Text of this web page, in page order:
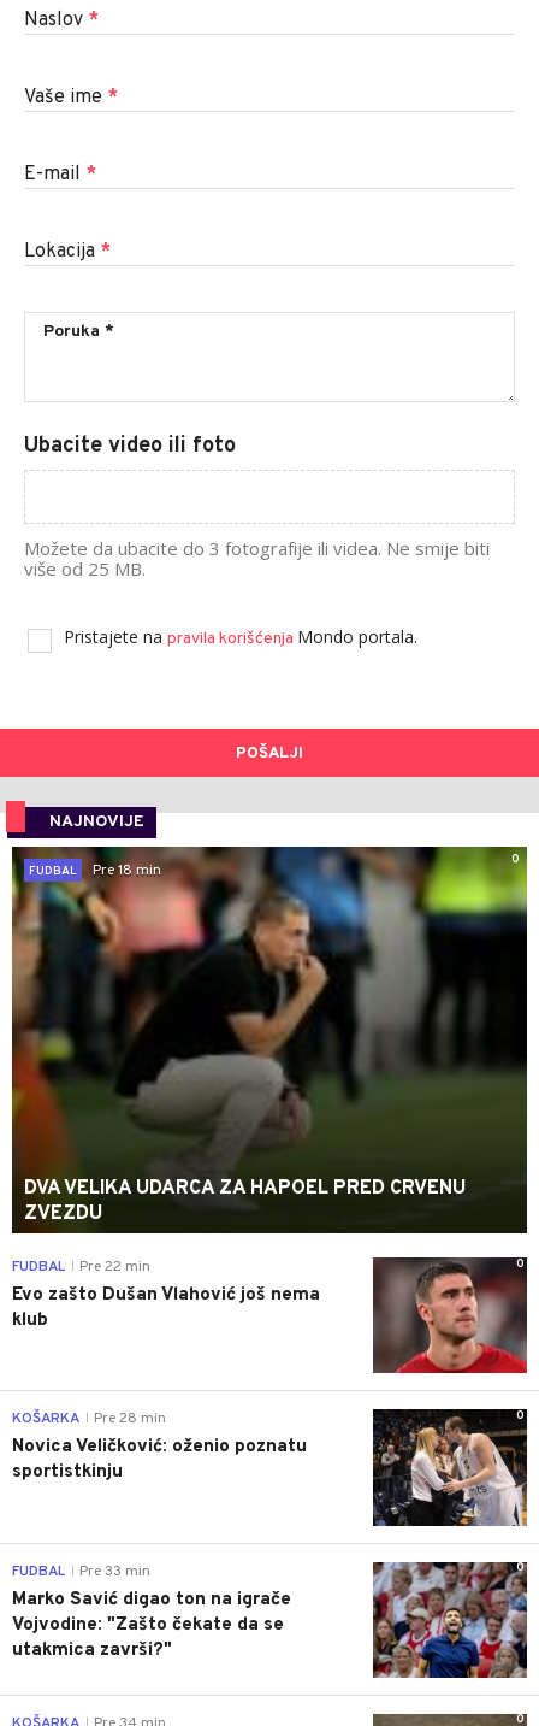
Naslov *
Vaše ime *
E-mail *
Lokacija *
Ubacite video ili foto
Možete da ubacite do 3 fotografije ili videa. Ne smije biti
više od 25 MB.
Pristajete na pravila korišćenja Mondo portala.
POŠALJI
NAJNOVIJE
0
FUDBAL
Pre 18 min
DVA VELIKA UDARCA ZA HAPOEL PRED CRVENU
ZVEZDU
0
FUDBAL Pre 22 min
Evo zašto Dušan Vlahović još nema
klub
0
KOŠARKA Pre 28 min
Novica Veličković: oženio poznatu
sportistkinju
0
FUDBAL Pre 33 min
Marko Savić digao ton na igrače
Vojvodine: "Zašto čekate da se
utakmica završi?"
0